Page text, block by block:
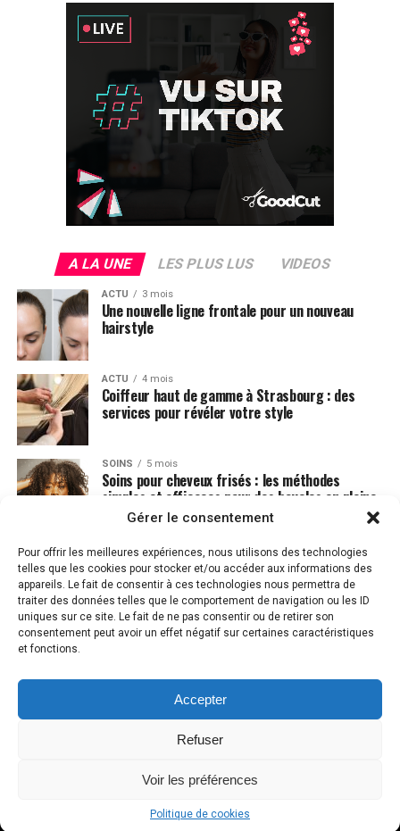
Gérer le consentement
Pour offrir les meilleures expériences, nous utilisons des technologies
telles que les cookies pour stocker et/ou accéder aux informations des
appareils. Le fait de consentir à ces technologies nous permettra de
traiter des données telles que le comportement de navigation ou les ID
uniques sur ce site. Le fait de ne pas consentir ou de retirer son
consentement peut avoir un effet négatif sur certaines caractéristiques
et fonctions.
Accepter
Refuser
Voir les préférences
Politique de cookies
A LA UNE LES PLUS LUS VIDEOS
ACTU 3 mois
Une nouvelle ligne frontale pour un nouveau
hairstyle
ACTU 4 mois
Coiffeur haut de gamme à Strasbourg : des
services pour révéler votre style
SOINS 5 mois
Soins pour cheveux frisés : les méthodes
simples et efficaces pour des boucles en pleine
santé
MENTIONS LÉGALES PLAN DU SITE
CONTACT
POLITIQUE DE COOKIES (UE)
Copyright © 2023 GoodCut.fr . Tous droits réservés